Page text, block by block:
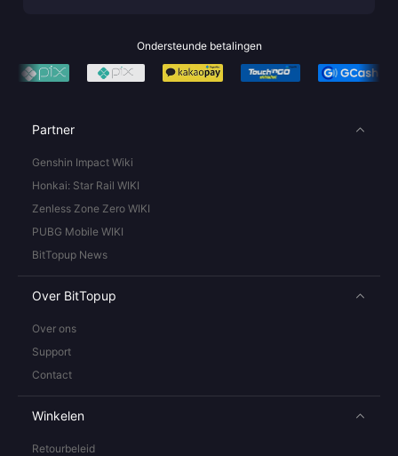
Ondersteunde betalingen
Partner
Genshin Impact Wiki
Honkai: Star Rail WIKI
Zenless Zone Zero WIKI
PUBG Mobile WIKI
BitTopup News
Over BitTopup
Over ons
Support
Contact
Winkelen
Retourbeleid